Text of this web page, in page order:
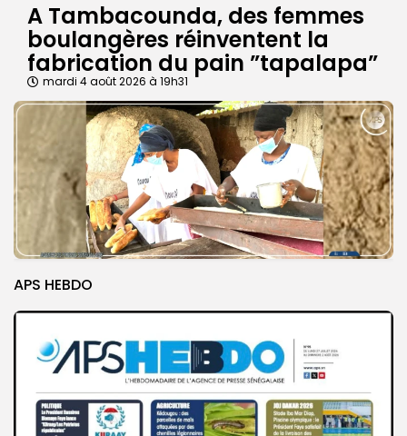
A Tambacounda, des femmes
boulangères réinventent la
fabrication du pain ”tapalapa”
mardi 4 août 2026 à 19h31
APS HEBDO